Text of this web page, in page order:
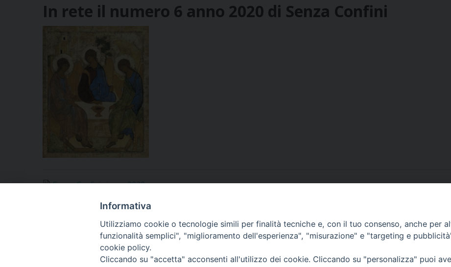
In rete il numero 6 anno 2020 di Senza Confini
Senza Confini giugno 2020
Somalia: il supporto alla Caritas del contingente italiano
Informativa
Utilizziamo cookie o tecnologie simili per finalità tecniche e, con il tuo consenso, anche per
funzionalità semplici", "miglioramento dell'esperienza", "misurazione" e "targeting e
cookie policy.
Cliccando su "accetta" acconsenti all'utilizzo dei cookie. Cliccando su "personalizza" puoi